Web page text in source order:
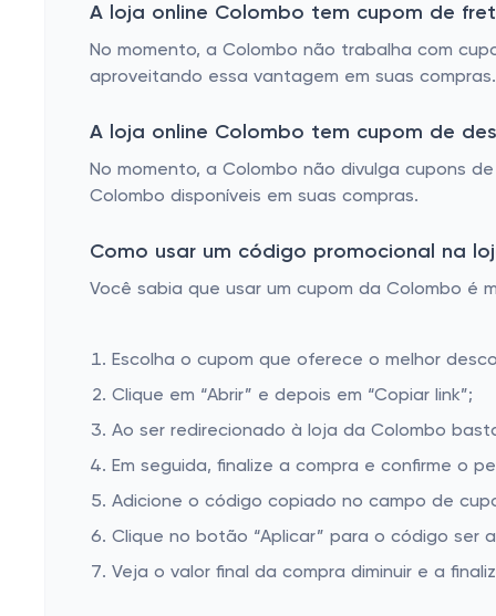
Modem
Fone de Ouvido
A loja online Colombo tem cupom de
No momento, a Colombo não trabalha com
aproveitando essa vantagem em suas compras.
A loja online Colombo tem cupom de
No momento, a Colombo não divulga cupons
Colombo disponíveis em suas compras.
Como usar um código promocional na
Você sabia que usar um cupom da Colombo é
Escolha o cupom que oferece o melhor
Clique em “Abrir” e depois em “Copiar link”;
Ao ser redirecionado à loja da Colombo
Em seguida, finalize a compra e confirme o
Adicione o código copiado no campo de
Clique no botão “Aplicar” para o código ser
Veja o valor final da compra diminuir e a